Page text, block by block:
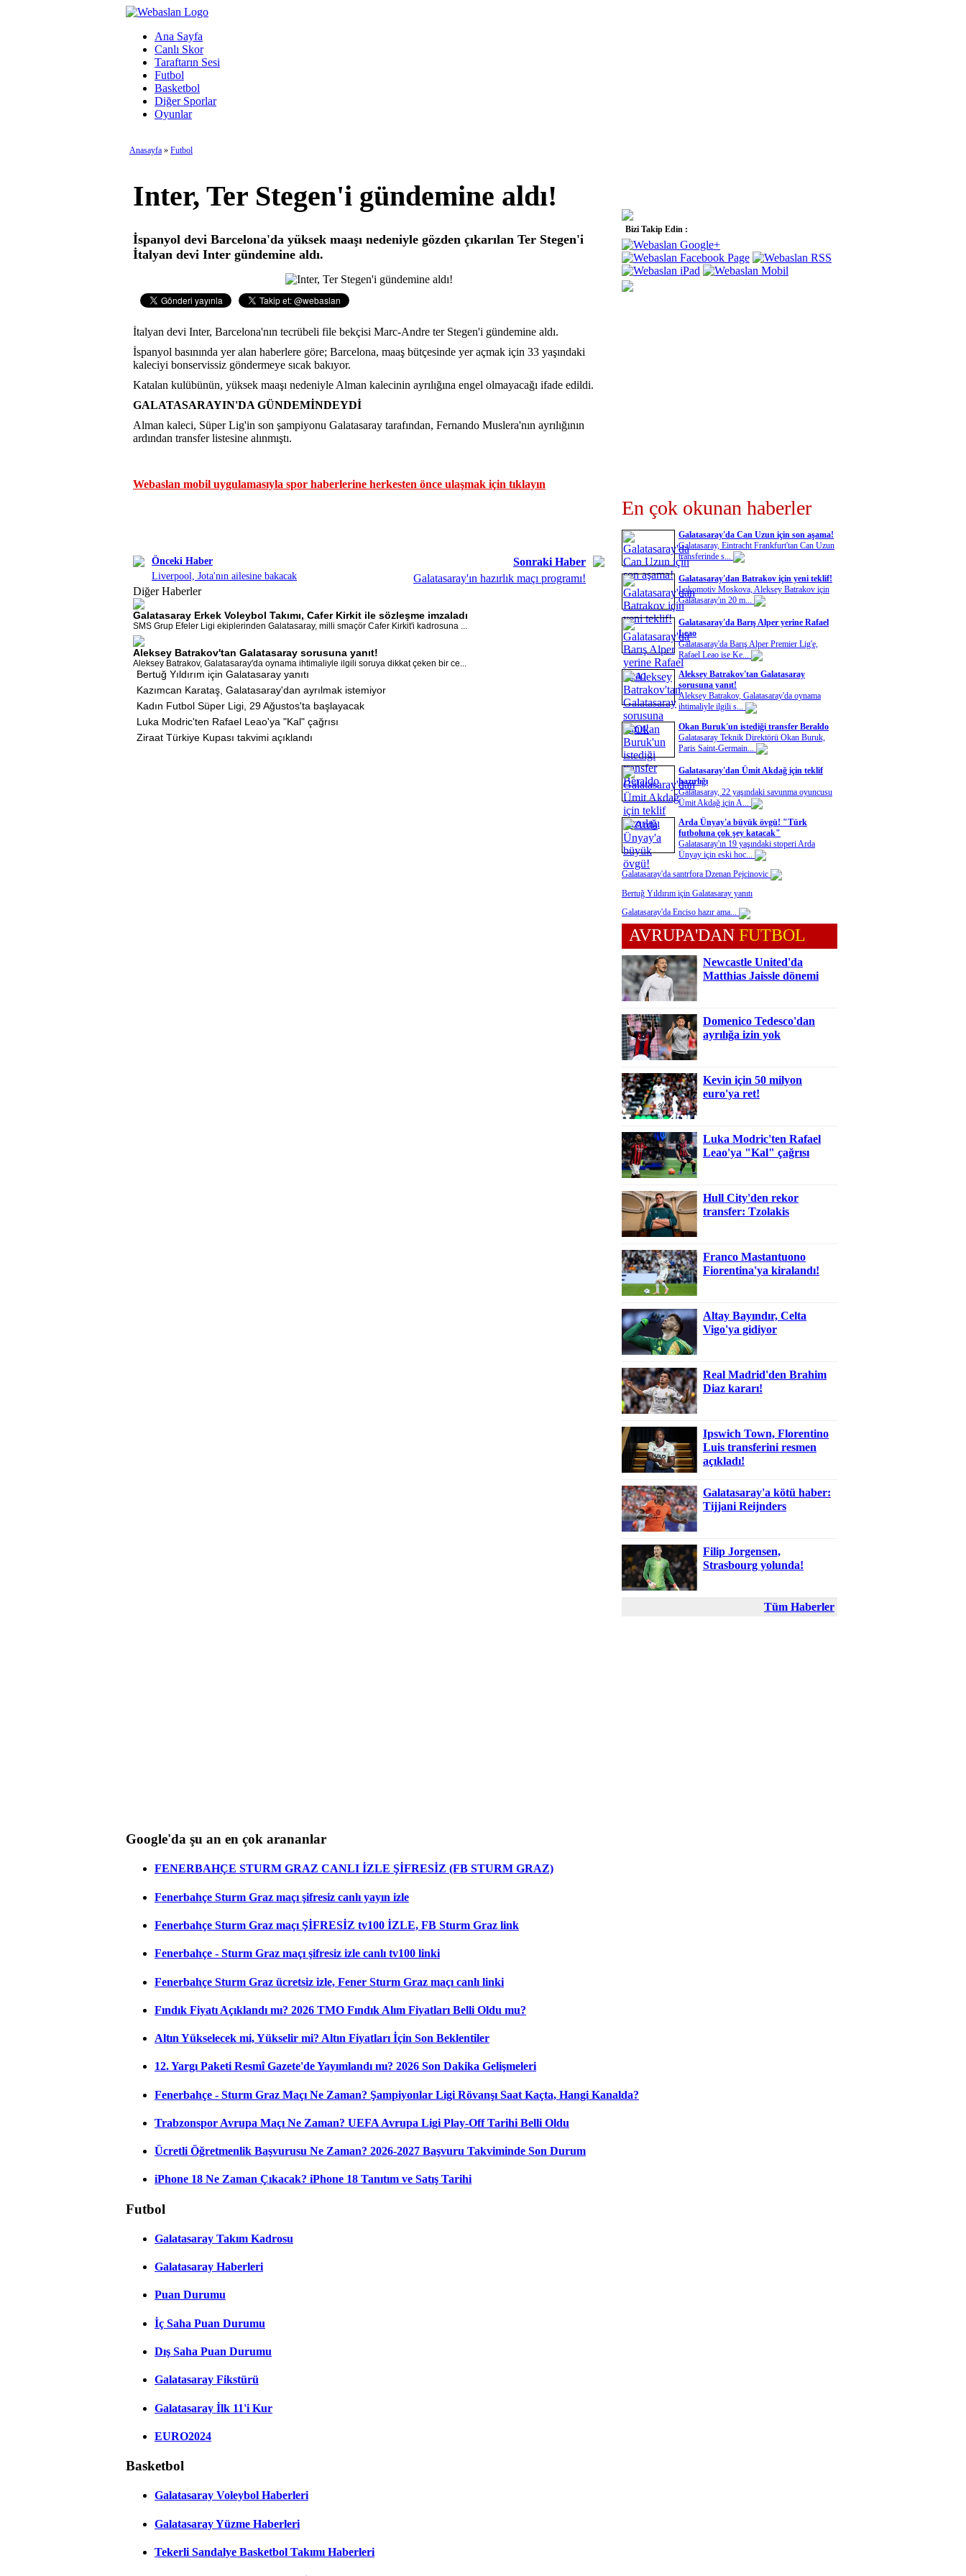
Ana Sayfa
Canlı Skor
Taraftarın Sesi
Futbol
Basketbol
Diğer Sporlar
Oyunlar
Anasayfa » Futbol
Inter, Ter Stegen'i gündemine aldı!
İspanyol devi Barcelona'da yüksek maaşı nedeniyle gözden çıkarılan Ter Stegen'i
İtalyan devi Inter gündemine aldı.
İtalyan devi Inter, Barcelona'nın tecrübeli file bekçisi Marc-Andre ter Stegen'i gündemine aldı.
İspanyol basınında yer alan haberlere göre; Barcelona, maaş bütçesinde yer açmak için 33 yaşındaki
kaleciyi bonservissiz göndermeye sıcak bakıyor.
Katalan kulübünün, yüksek maaşı nedeniyle Alman kalecinin ayrılığına engel olmayacağı ifade edildi.
GALATASARAYIN'DA GÜNDEMİNDEYDİ
Alman kaleci, Süper Lig'in son şampiyonu Galatasaray tarafından, Fernando Muslera'nın ayrılığının
ardından transfer listesine alınmıştı.
Webaslan mobil uygulamasıyla spor haberlerine herkesten önce ulaşmak için tıklayın
Önceki Haber
Liverpool, Jota'nın ailesine bakacak
Sonraki Haber
Galatasaray'ın hazırlık maçı programı!
Diğer Haberler
Galatasaray Erkek Voleybol Takımı, Cafer Kirkit ile sözleşme imzaladı
SMS Grup Efeler Ligi ekiplerinden Galatasaray, milli smaçör Cafer Kirkit'i kadrosuna ...
Aleksey Batrakov'tan Galatasaray sorusuna yanıt!
Aleksey Batrakov, Galatasaray'da oynama ihtimaliyle ilgili soruya dikkat çeken bir ce...
Bertuğ Yıldırım için Galatasaray yanıtı
Kazımcan Karataş, Galatasaray'dan ayrılmak istemiyor
Kadın Futbol Süper Ligi, 29 Ağustos'ta başlayacak
Luka Modric'ten Rafael Leao'ya "Kal" çağrısı
Ziraat Türkiye Kupası takvimi açıklandı
Bizi Takip Edin :
En çok okunan haberler
Galatasaray'da Can Uzun için son aşama!
Galatasaray, Eintracht Frankfurt'tan Can Uzun
transferinde s...
Galatasaray'dan Batrakov için yeni teklif!
Lokomotiv Moskova, Aleksey Batrakov için
Galatasaray'ın 20 m...
Galatasaray'da Barış Alper yerine Rafael
Leao
Galatasaray'da Barış Alper Premier Lig'e,
Rafael Leao ise Ke...
Aleksey Batrakov'tan Galatasaray
sorusuna yanıt!
Aleksey Batrakov, Galatasaray'da oynama
ihtimaliyle ilgili s...
Okan Buruk'un istediği transfer Beraldo
Galatasaray Teknik Direktörü Okan Buruk,
Paris Saint-Germain...
Galatasaray'dan Ümit Akdağ için teklif
hazırlığı
Galatasaray, 22 yaşındaki savunma oyuncusu
Ümit Akdağ için A...
Arda Ünyay'a büyük övgü! "Türk
futboluna çok şey katacak"
Galatasaray'ın 19 yaşındaki stoperi Arda
Ünyay için eski hoc...
Galatasaray'da santrfora Dzenan Pejcinovic
Bertuğ Yıldırım için Galatasaray yanıtı
Galatasaray'da Enciso hazır ama...
AVRUPA'DAN FUTBOL
Newcastle United'da
Matthias Jaissle dönemi
Domenico Tedesco'dan
ayrılığa izin yok
Kevin için 50 milyon
euro'ya ret!
Luka Modric'ten Rafael
Leao'ya "Kal" çağrısı
Hull City'den rekor
transfer: Tzolakis
Franco Mastantuono
Fiorentina'ya kiralandı!
Altay Bayındır, Celta
Vigo'ya gidiyor
Real Madrid'den Brahim
Diaz kararı!
Ipswich Town, Florentino
Luis transferini resmen
açıkladı!
Galatasaray'a kötü haber:
Tijjani Reijnders
Filip Jorgensen,
Strasbourg yolunda!
Tüm Haberler
Google'da şu an en çok arananlar
FENERBAHÇE STURM GRAZ CANLI İZLE ŞİFRESİZ (FB STURM GRAZ)
Fenerbahçe Sturm Graz maçı şifresiz canlı yayın izle
Fenerbahçe Sturm Graz maçı ŞİFRESİZ tv100 İZLE, FB Sturm Graz link
Fenerbahçe - Sturm Graz maçı şifresiz izle canlı tv100 linki
Fenerbahçe Sturm Graz ücretsiz izle, Fener Sturm Graz maçı canlı linki
Fındık Fiyatı Açıklandı mı? 2026 TMO Fındık Alım Fiyatları Belli Oldu mu?
Altın Yükselecek mi, Yükselir mi? Altın Fiyatları İçin Son Beklentiler
12. Yargı Paketi Resmî Gazete'de Yayımlandı mı? 2026 Son Dakika Gelişmeleri
Fenerbahçe - Sturm Graz Maçı Ne Zaman? Şampiyonlar Ligi Rövanşı Saat Kaçta, Hangi Kanalda?
Trabzonspor Avrupa Maçı Ne Zaman? UEFA Avrupa Ligi Play-Off Tarihi Belli Oldu
Ücretli Öğretmenlik Başvurusu Ne Zaman? 2026-2027 Başvuru Takviminde Son Durum
iPhone 18 Ne Zaman Çıkacak? iPhone 18 Tanıtım ve Satış Tarihi
Futbol
Galatasaray Takım Kadrosu
Galatasaray Haberleri
Puan Durumu
İç Saha Puan Durumu
Dış Saha Puan Durumu
Galatasaray Fikstürü
Galatasaray İlk 11'i Kur
EURO2024
Basketbol
Galatasaray Voleybol Haberleri
Galatasaray Yüzme Haberleri
Tekerli Sandalye Basketbol Takımı Haberleri